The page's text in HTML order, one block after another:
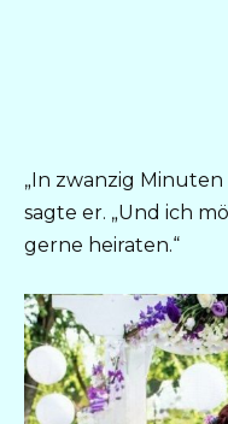
„In zwanzig
sagte er. „Und ich
gerne heiraten.“